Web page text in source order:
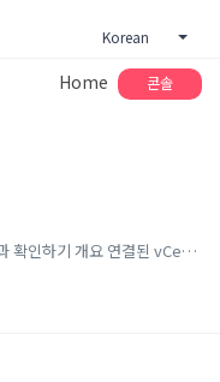
Korean
Home 콘솔
개요 조회 조건 설정하기 조회 결과 확인하기 개요 연결된 vCenter의 Cluster 목록과 리소스 현황을 확인 할 수 있습니다. 조회 조건 설정하기 그룹 : MCMP 계정에서 관리하는 그룹을 선택할 수 있습니다. (그룹 계정 시 미노출) ...